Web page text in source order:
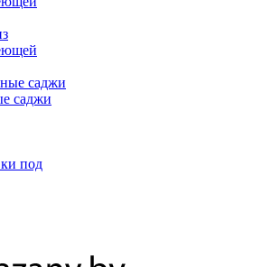
саджи
под